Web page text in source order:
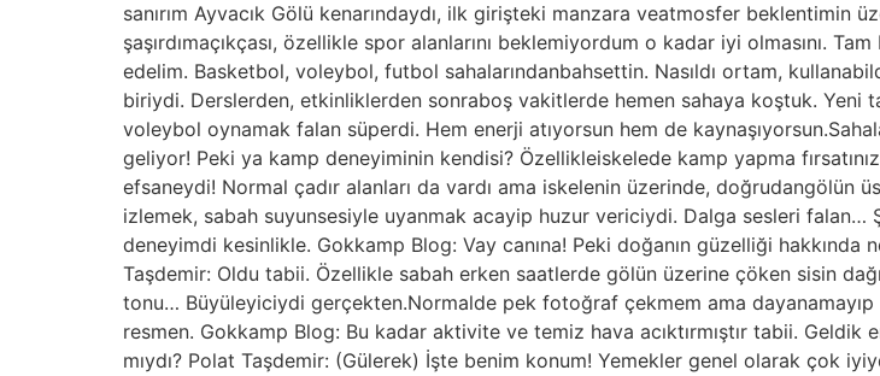
sanırım Ayvacık Gölü kenarındaydı, ilk girişteki manzara veatmosfer beklentimin
şaşırdımaçıkçası, özellikle spor alanlarını beklemiyordum o kadar iyi olmasını.
edelim. Basketbol, voleybol, futbol sahalarındanbahsettin. Nasıldı ortam,
biriydi. Derslerden, etkinliklerden sonraboş vakitlerde hemen sahaya koştuk. Yeni
voleybol oynamak falan süperdi. Hem enerji atıyorsun hem de
geliyor! Peki ya kamp deneyiminin kendisi? Özellikleiskelede kamp yapma
efsaneydi! Normal çadır alanları da vardı ama iskelenin üzerinde, doğrudangölün
izlemek, sabah suyunsesiyle uyanmak acayip huzur vericiydi. Dalga sesleri
deneyimdi kesinlikle. Gokkamp Blog: Vay canına! Peki doğanın güzelliği
Taşdemir: Oldu tabii. Özellikle sabah erken saatlerde gölün üzerine çöken sisin
tonu… Büyüleyiciydi gerçekten.Normalde pek fotoğraf çekmem ama
resmen. Gokkamp Blog: Bu kadar aktivite ve temiz hava acıktırmıştır tabii.
mıydı? Polat Taşdemir: (Gülerek) İşte benim konum! Yemekler genel olarak çok